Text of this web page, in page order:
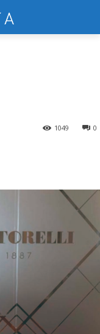
0
1049